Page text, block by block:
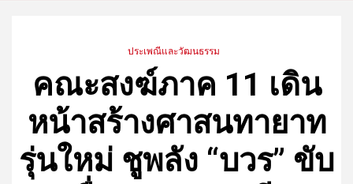
ประเพณีและวัฒนธรรม
คณะสงฆ์ภาค 11 เดิน
หน้าสร้างศาสนทายาท
รุ่นใหม่ ชูพลัง “บวร” ขับ